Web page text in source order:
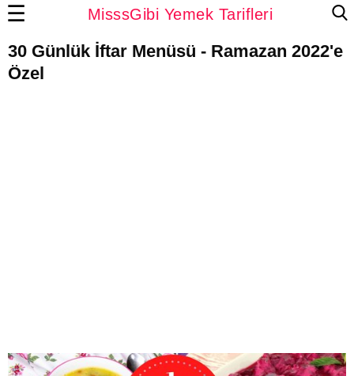
MisssGibi Yemek Tarifleri
☰
30 Günlük İftar Menüsü - Ramazan 2022'e
Özel